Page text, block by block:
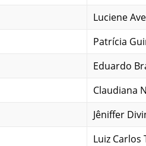
Luciene
Patrícia
Eduardo
Claudiana
Jêniffer
Luiz Carlos